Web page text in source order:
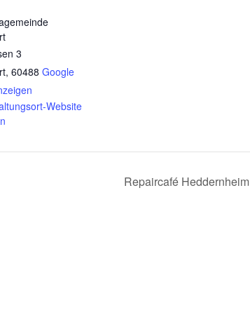
3
, 60488 Google
Website
Repaircafé Heddernheim